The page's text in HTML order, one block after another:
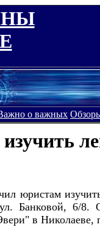
о важных
юристам
Банковой, 6/
в